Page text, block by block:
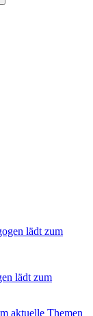
lädt zum
aktuelle Themen